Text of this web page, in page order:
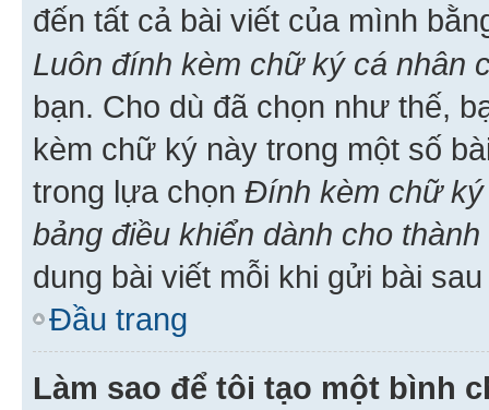
đến tất cả bài viết của mình
Luôn đính kèm chữ ký cá nhân
bạn. Cho dù đã chọn như thế,
kèm chữ ký này trong một số
trong lựa chọn Đính kèm chữ
bảng điều khiển dành cho
dung bài viết mỗi khi gửi bài sau
Đầu trang
Làm sao để tôi tạo một bình